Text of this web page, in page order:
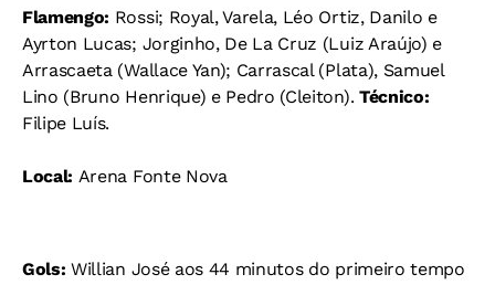
Flamengo: Rossi; Royal, Varela, Léo Ortiz, Danilo e
Ayrton Lucas; Jorginho, De La Cruz (Luiz Araújo) e
Arrascaeta (Wallace Yan); Carrascal (Plata), Samuel
Lino (Bruno Henrique) e Pedro (Cleiton). Técnico:
Filipe Luís.
Local: Arena Fonte Nova
Gols: Willian José aos 44 minutos do primeiro tempo